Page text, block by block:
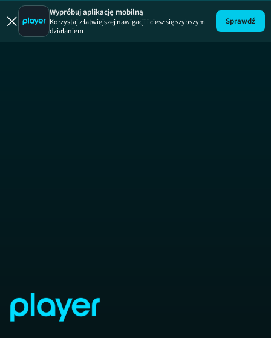
Wypróbuj aplikację mobilną
Korzystaj z łatwiejszej nawigacji i ciesz się szybszym
działaniem
Sprawdź